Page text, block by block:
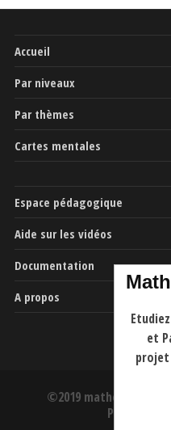
Accueil
Par niveaux
Par thèmes
Cartes mentales
Espace pédagogique
Aide sur les vidéos
Documentation
A propos
©2019
Politique
et